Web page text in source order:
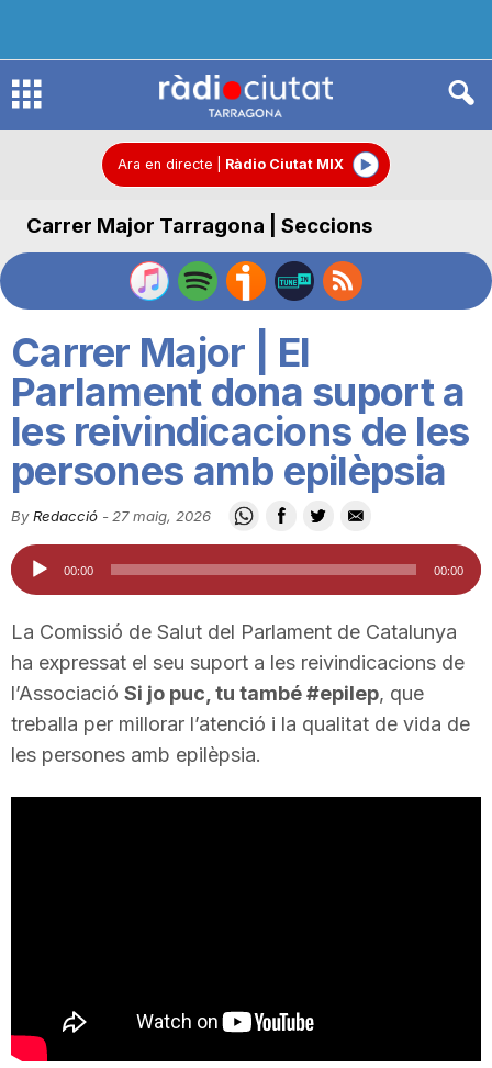
R
d
C
i
t
a
t
Ara en directe Ràdio Ciutat MIX
Carrer Major Tarragona | Seccions
Carrer Major | El
Parlament dona suport a
les reivindicacions de les
persones amb epilèpsia
By Redacció - 27 maig, 2026
Reproductor
d'àudio
00:00 00:00
La Comissió de Salut del Parlament de Catalunya
ha expressat el seu suport a les reivindicacions de
l’Associació Si jo puc, tu també #epilep, que
treballa per millorar l’atenció i la qualitat de vida de
les persones amb epilèpsia.